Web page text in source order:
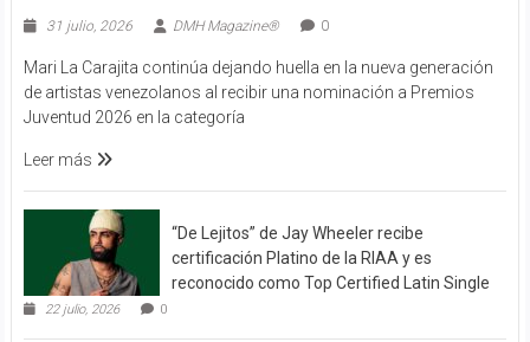
31 julio, 2026 DMH Magazine® 0
Mari La Carajita continúa dejando huella en la nueva generación
de artistas venezolanos al recibir una nominación a Premios
Juventud 2026 en la categoría
Leer más
“De Lejitos” de Jay Wheeler recibe
certificación Platino de la RIAA y es
reconocido como Top Certified Latin Single
22 julio, 2026 0